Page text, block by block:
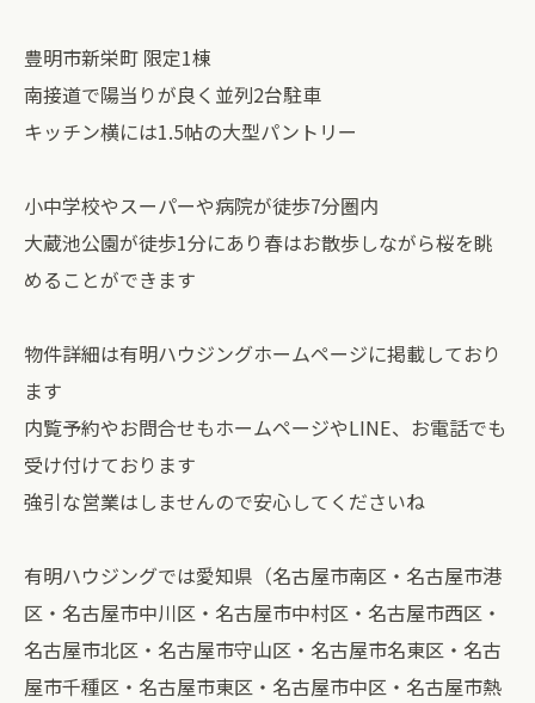
豊明市新栄町 限定1棟
南接道で陽当りが良く並列2台駐車
キッチン横には1.5帖の大型パントリー
小中学校やスーパーや病院が徒歩7分圏内
大蔵池公園が徒歩1分にあり春はお散歩しながら桜を眺
めることができます
物件詳細は有明ハウジングホームページに掲載しており
ます
内覧予約やお問合せもホームページやLINE、お電話でも
受け付けております
強引な営業はしませんので安心してくださいね
有明ハウジングでは愛知県（名古屋市南区・名古屋市港
区・名古屋市中川区・名古屋市中村区・名古屋市西区・
名古屋市北区・名古屋市守山区・名古屋市名東区・名古
屋市千種区・名古屋市東区・名古屋市中区・名古屋市熱